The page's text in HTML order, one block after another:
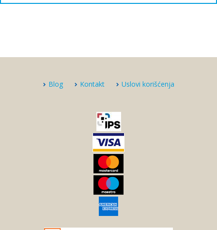
Blog Kontakt Uslovi korišćenja